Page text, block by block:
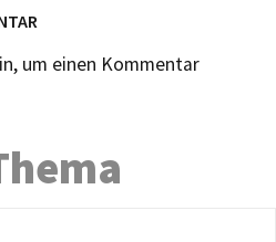
um einen Kommentar